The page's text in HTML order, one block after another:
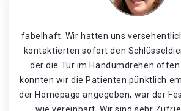
fabelhaft. Wir hatten uns
kontaktierten sofort den
der die Tür im Handumdrehen
konnten wir die Patienten pünktlich
der Homepage angegeben, war der